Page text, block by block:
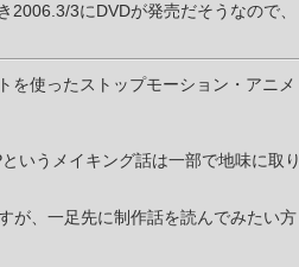
3にDVDが発売だそうなので、
を使ったストップモーション・アニメ
いうメイキング話は一部で地味に取り
が、一足先に制作話を読んでみたい方